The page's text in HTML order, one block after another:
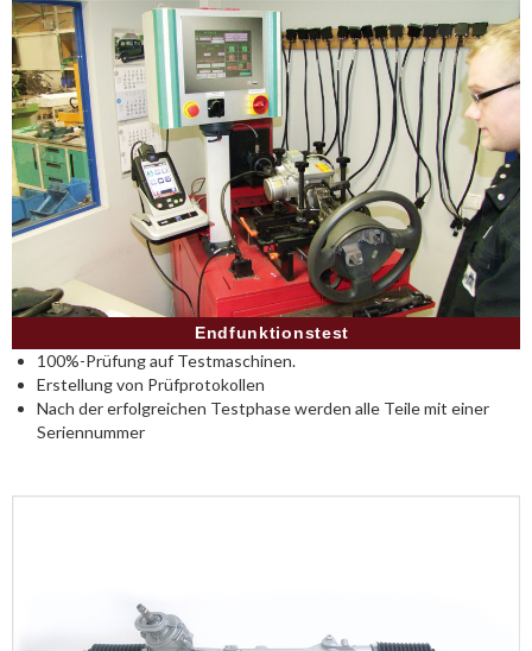
Endfunktionstest
100%-Prüfung auf Testmaschinen.
Erstellung von Prüfprotokollen
Nach der erfolgreichen Testphase werden alle Teile mit einer
Seriennummer